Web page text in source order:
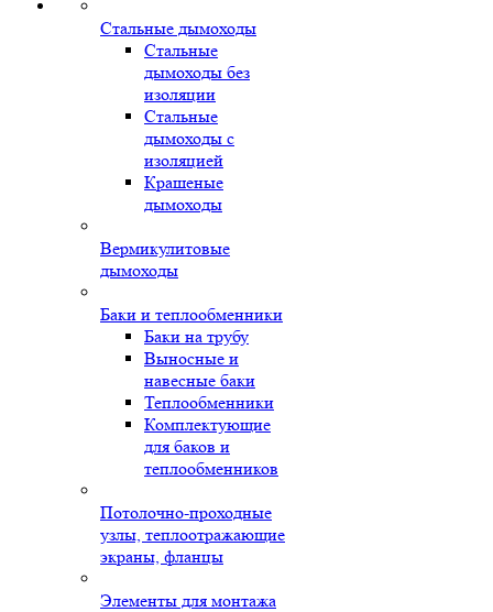
Стальные дымоходы
Стальные
дымоходы без
изоляции
Стальные
дымоходы с
изоляцией
Крашеные
дымоходы
Вермикулитовые
дымоходы
Баки и теплообменники
Баки на трубу
Выносные и
навесные баки
Теплообменники
Комплектующие
для баков и
теплообменников
Потолочно-проходные
узлы, теплоотражающие
экраны, фланцы
Элементы для монтажа